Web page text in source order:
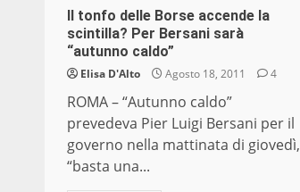
Il tonfo delle Borse accende la
scintilla? Per Bersani sarà
“autunno caldo”
Elisa D'Alto Agosto 18, 2011 4
ROMA – “Autunno caldo”
prevedeva Pier Luigi Bersani per il
governo nella mattinata di giovedì,
“basta una...